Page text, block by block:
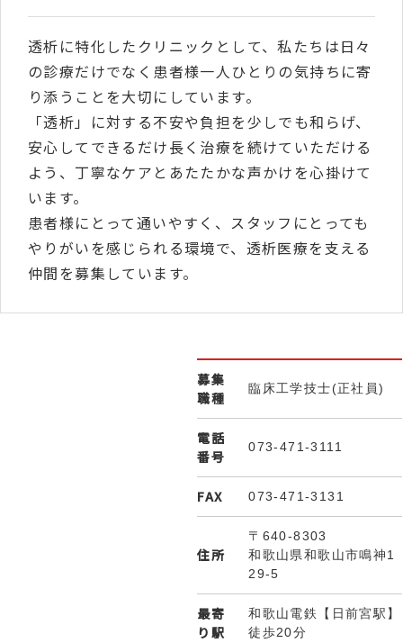
透析に特化したクリニックとして、私たちは日々
の診療だけでなく患者様一人ひとりの気持ちに寄
り添うことを大切にしています。
「透析」に対する不安や負担を少しでも和らげ、
安心してできるだけ長く治療を続けていただける
よう、丁寧なケアとあたたかな声かけを心掛けて
います。
患者様にとって通いやすく、スタッフにとっても
やりがいを感じられる環境で、透析医療を支える
仲間を募集しています。
募集
職種
臨床工学技士(正社員)
電話
番号
073-471-3111
FAX 073-471-3131
住所
〒640-8303
和歌山県和歌山市鳴神1
29‐5
最寄
り駅
和歌山電鉄【日前宮駅】
徒歩20分